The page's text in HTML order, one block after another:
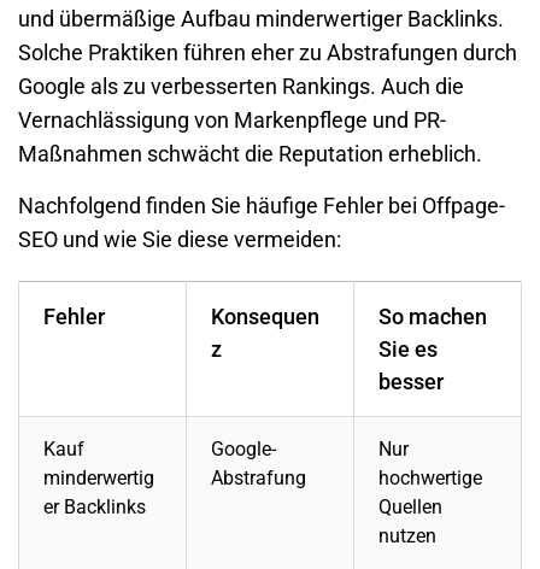
und übermäßige Aufbau minderwertiger Backlinks.
Solche Praktiken führen eher zu Abstrafungen durch
Google als zu verbesserten Rankings. Auch die
Vernachlässigung von Markenpflege und PR-
Maßnahmen schwächt die Reputation erheblich.
Nachfolgend finden Sie häufige Fehler bei Offpage-
SEO und wie Sie diese vermeiden:
Fehler
Konsequen
z
So machen
Sie es
besser
Kauf
minderwertig
er Backlinks
Google-
Abstrafung
Nur
hochwertige
Quellen
nutzen